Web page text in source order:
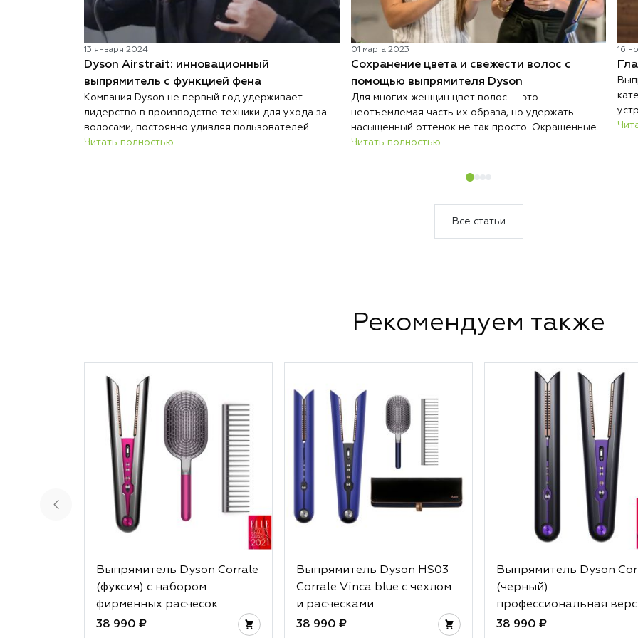
13 января 2024
Dyson Airstrait: инновационный
выпрямитель с функцией фена
Компания Dyson не первый год удерживает
лидерство в производстве техники для ухода за
волосами, постоянно удивляя пользователей
новыми разработками. Продукция этой марки
Читать полностью
01 марта 2023
Сохранение цвета и свежести волос с
помощью выпрямителя Dyson
Для многих женщин цвет волос — это
неотъемлемая часть их образа, но удержать
насыщенный оттенок не так просто. Окрашенные
волосы могут быстро терять яркость под
выцветанию и тусклости. Выпрямитель Dyson
технологию бережной укладки без перегревания.
Читать полностью
16
Все статьи
Рекомендуем также
Выпрямитель Dyson Corrale
(фуксия) с набором
фирменных расчесок
38 990 ₽
Выпрямитель Dyson HS03
Corrale Vinca blue с чехлом
и расческами
38 990 ₽
Выпрямитель Dyson
(черный)
профессиональная
38 990 ₽